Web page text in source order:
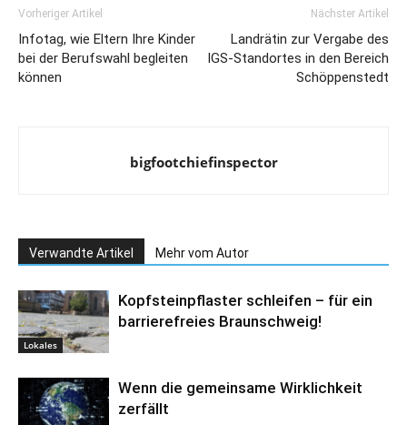
Vorheriger Artikel
Infotag, wie Eltern Ihre Kinder
bei der Berufswahl begleiten
können
Nächster Artikel
Landrätin zur Vergabe des
IGS-Standortes in den Bereich
Schöppenstedt
bigfootchiefinspector
Verwandte Artikel Mehr vom Autor
Lokales
Kopfsteinpflaster schleifen – für ein
barrierefreies Braunschweig!
Wenn die gemeinsame Wirklichkeit
zerfällt